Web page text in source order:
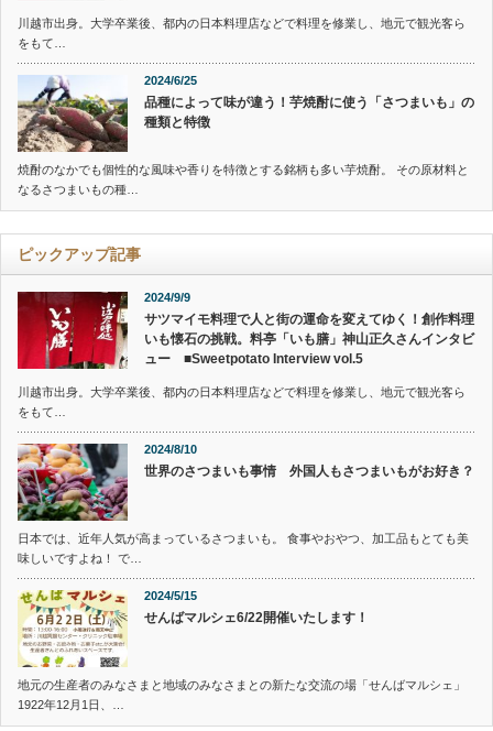
川越市出身。大学卒業後、都内の日本料理店などで料理を修業し、地元で観光客ら
をもて…
2024/6/25
品種によって味が違う！芋焼酎に使う「さつまいも」の
種類と特徴
焼酎のなかでも個性的な風味や香りを特徴とする銘柄も多い芋焼酎。 その原材料と
なるさつまいもの種…
ピックアップ記事
2024/9/9
サツマイモ料理で人と街の運命を変えてゆく！創作料理
いも懐石の挑戦。料亭「いも膳」神山正久さんインタビ
ュー ■Sweetpotato Interview vol.5
川越市出身。大学卒業後、都内の日本料理店などで料理を修業し、地元で観光客ら
をもて…
2024/8/10
世界のさつまいも事情 外国人もさつまいもがお好き？
日本では、近年人気が高まっているさつまいも。 食事やおやつ、加工品もとても美
味しいですよね！ で…
2024/5/15
せんばマルシェ6/22開催いたします！
地元の生産者のみなさまと地域のみなさまとの新たな交流の場「せんばマルシェ」
1922年12月1日、…